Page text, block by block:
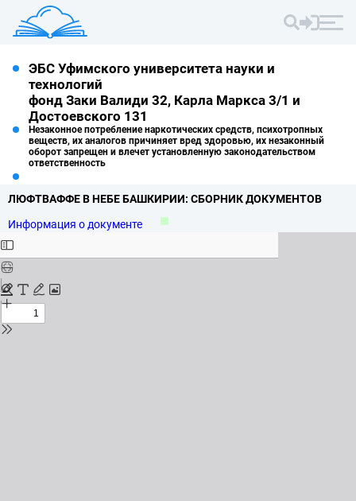
ЭБС Уфимского университета науки и
технологий
фонд Заки Валиди 32, Карла Маркса 3/1 и
Достоевского 131
Незаконное потребление наркотических средств, психотропных
веществ, их аналогов причиняет вред здоровью, их незаконный
оборот запрещен и влечет установленную законодательством
ответственность
ЛЮФТВАФФЕ В НЕБЕ БАШКИРИИ: СБОРНИК ДОКУМЕНТОВ
Информация о документе